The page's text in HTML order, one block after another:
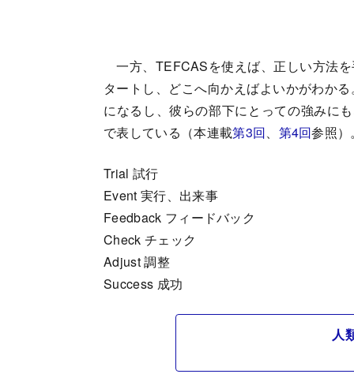
一方、TEFCASを使えば、正しい方法
タートし、どこへ向かえばよいかがわか
になるし、彼らの部下にとっての強みに
で表している（本連載第3回 第4回参照）
Trial 試行
Event 実行、出来事
Feedback フィードバック
Check チェック
Adjust 調整
Success 成功
人